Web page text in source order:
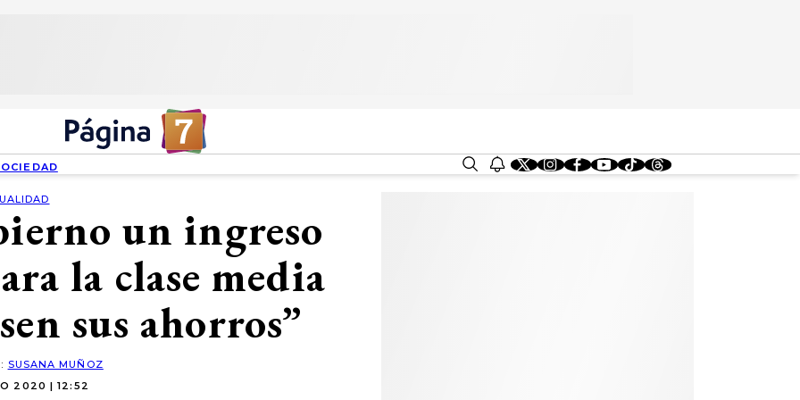
un ingreso
la clase media
sus ahorros”
SUSANA MUÑOZ
2020 | 12:52